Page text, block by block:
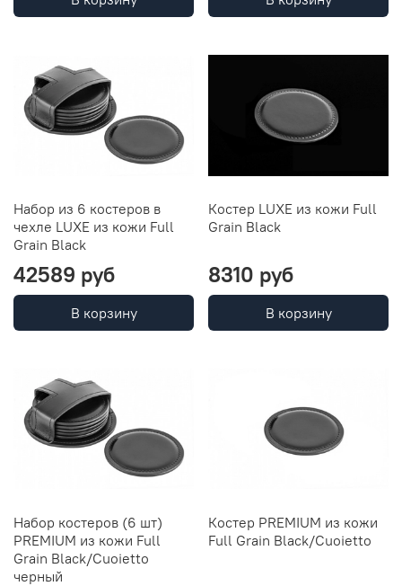
Набор из 6 костеров в
чехле LUXE из кожи Full
Grain Black
42589 руб
В корзину
Костер LUXE из кожи Full
Grain Black
8310 руб
В корзину
Набор костеров (6 шт)
PREMIUM из кожи Full
Grain Black/Cuoietto
черный
Костер PREMIUM из кожи
Full Grain Black/Cuoietto